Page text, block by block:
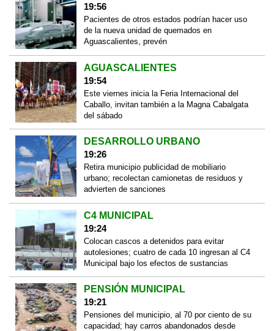
19:56
Pacientes de otros estados podrían hacer uso
de la nueva unidad de quemados en
Aguascalientes, prevén
AGUASCALIENTES
19:54
Este viernes inicia la Feria Internacional del
Caballo, invitan también a la Magna Cabalgata
del sábado
DESARROLLO URBANO
19:26
Retira municipio publicidad de mobiliario
urbano; recolectan camionetas de residuos y
advierten de sanciones
C4 MUNICIPAL
19:24
Colocan cascos a detenidos para evitar
autolesiones; cuatro de cada 10 ingresan al C4
Municipal bajo los efectos de sustancias
PENSIÓN MUNICIPAL
19:21
Pensiones del municipio, al 70 por ciento de su
capacidad; hay carros abandonados desde